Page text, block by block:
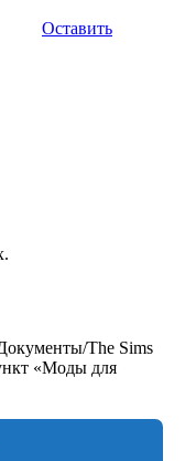
Оставить
The Sims
«Моды для